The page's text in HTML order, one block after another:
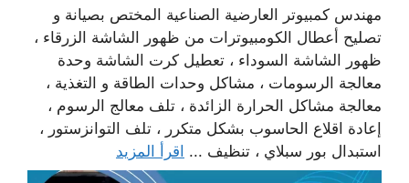
مهندس كمبيوتر العارضية الصناعية المختص بصيانة و
تصليح أعطال الكومبيوترات من ظهور الشاشة الزرقاء ،
ظهور الشاشة السوداء ، تعطيل كرت الشاشة وحدة
معالجة الرسومات ، مشاكل وحدات الطاقة و التغذية ،
معالجة مشاكل الحرارة الزائدة ، تلف معالج الرسوم ،
إعادة اقلاع الحاسوب بشكل متكرر ، تلف التوانزستور ،
استبدال بور سبلاي ، تنظيف ... اقرأ المزيد